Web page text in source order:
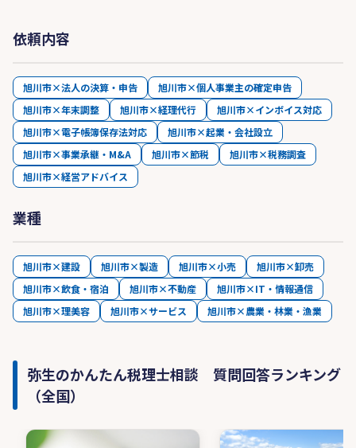
依頼内容
旭川市×法人の決算・申告
旭川市×個人事業主の確定申告
旭川市×年末調整
旭川市×経理代行
旭川市×インボイス対応
旭川市×電子帳簿保存法対応
旭川市×起業・会社設立
旭川市×事業承継・M&A
旭川市×節税
旭川市×税務調査
旭川市×経営アドバイス
業種
旭川市×建設 旭川市×製造 旭川市×小売
旭川市×卸売
旭川市×飲食・宿泊
旭川市×不動産
旭川市×IT・情報通信
旭川市×理美容
旭川市×サービス 旭川市×農業・林業・漁業
弥生のかんたん税理士相談 質問回答ランキング
（全国）